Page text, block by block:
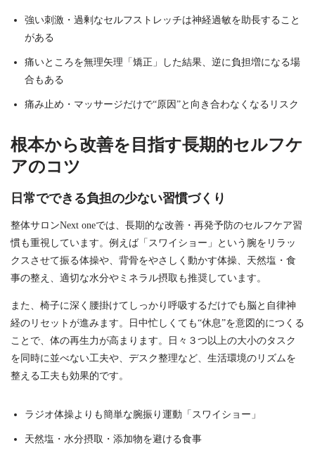
強い刺激・過剰なセルフストレッチは神経過敏を助長すること
がある
痛いところを無理矢理「矯正」した結果、逆に負担増になる場
合もある
痛み止め・マッサージだけで“原因”と向き合わなくなるリスク
根本から改善を目指す長期的セルフケ
アのコツ
日常でできる負担の少ない習慣づくり
整体サロンNext oneでは、長期的な改善・再発予防のセルフケア習
慣も重視しています。例えば「スワイショー」という腕をリラッ
クスさせて振る体操や、背骨をやさしく動かす体操、天然塩・食
事の整え、適切な水分やミネラル摂取も推奨しています。
また、椅子に深く腰掛けてしっかり呼吸するだけでも脳と自律神
経のリセットが進みます。日中忙しくても“休息”を意図的につくる
ことで、体の再生力が高まります。日々３つ以上の大小のタスク
を同時に並べない工夫や、デスク整理など、生活環境のリズムを
整える工夫も効果的です。
ラジオ体操よりも簡単な腕振り運動「スワイショー」
天然塩・水分摂取・添加物を避ける食事